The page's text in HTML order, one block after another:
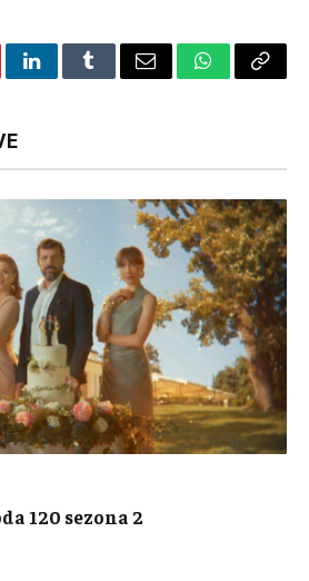
LinkedInTumblrEmail WhatsApp
Copy
120 sezona 2